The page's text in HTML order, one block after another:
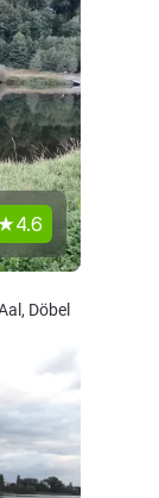
4.6
Döbel